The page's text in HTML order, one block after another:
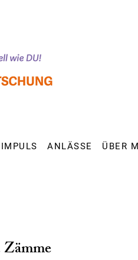
ANLÄSSE ÜBER